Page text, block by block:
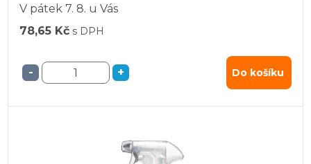
V pátek 7. 8. u Vás
78,65 Kč s DPH
- + Do košíku